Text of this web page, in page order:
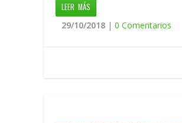
LEER MÁS
29/10/2018 | 0 Comentarios